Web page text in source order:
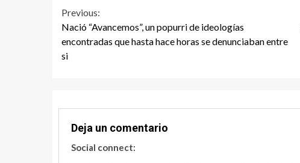
Continue
Reading
Previous:
Nació “Avancemos”, un popurri de ideologías
encontradas que hasta hace horas se denunciaban entre
si
Deja un comentario
Social connect: